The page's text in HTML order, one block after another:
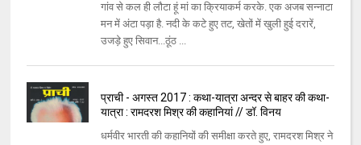
गांव से कल ही लौटा हूं मां का क्रियाकर्म करके. एक अजब सन्नाटा
मन में अंटा पड़ा है. नदी के कटे हुए तट, खेतों में खुली हुई दरारें,
उजड़े हुए सिवान...ठूंठ ...
प्राची - अगस्त 2017 : कथा-यात्रा अन्दर से बाहर की कथा-
यात्रा : रामदरश मिश्र की कहानियां // डॉ. विनय
धर्मवीर भारती की कहानियों की समीक्षा करते हुए, रामदरश मिश्र ने